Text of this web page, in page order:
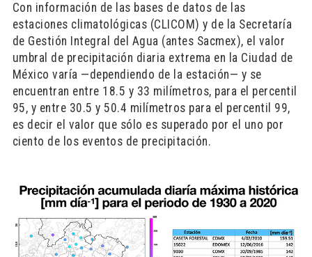
Con información de las bases de datos de las
estaciones climatológicas (CLICOM) y de la Secretaría
de Gestión Integral del Agua (antes Sacmex), el valor
umbral de precipitación diaria extrema en la Ciudad de
México varía —dependiendo de la estación— y se
encuentran entre 18.5 y 33 milímetros, para el percentil
95, y entre 30.5 y 50.4 milímetros para el percentil 99,
es decir el valor que sólo es superado por el uno por
ciento de los eventos de precipitación.